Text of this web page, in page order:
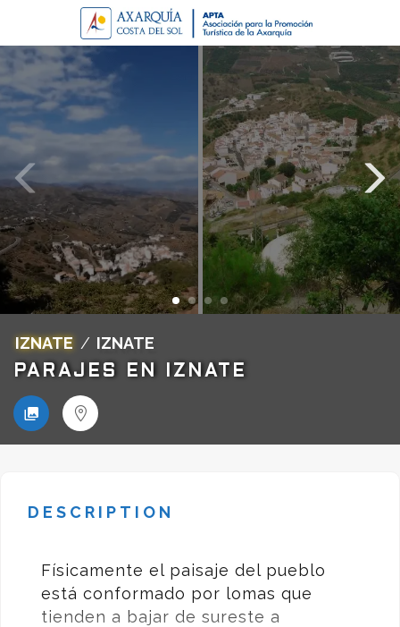
IZNATE / IZNATE
PARAJES EN IZNATE
DESCRIPTION
Físicamente el paisaje del pueblo
está conformado por lomas que
tienden a bajar de sureste a